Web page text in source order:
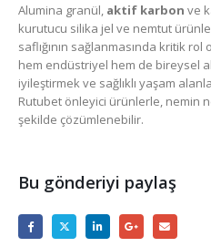
Alumina granül, aktif karbon ve
kurutucu silika jel ve nemtut
saflığının sağlanmasında kritik
hem endüstriyel hem de bireysel
iyileştirmek ve sağlıklı yaşam
Rutubet önleyici ürünlerle, nemin
şekilde çözümlenebilir.
Bu gönderiyi paylaş